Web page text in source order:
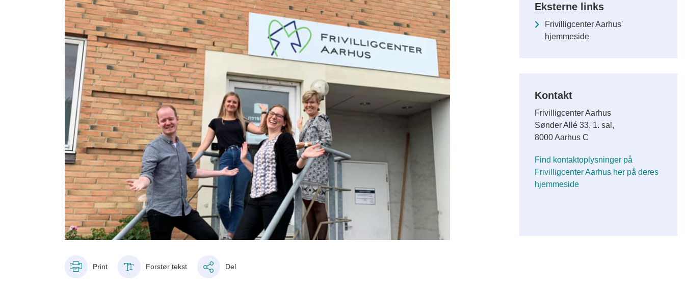
Print Forstør tekst Del
Eksterne links
Frivilligcenter Aarhus'
hjemmeside
Kontakt
Frivilligcenter Aarhus
Sønder Allé 33, 1. sal,
8000 Aarhus C
Find kontaktoplysninger på
Frivilligcenter Aarhus her på deres
hjemmeside